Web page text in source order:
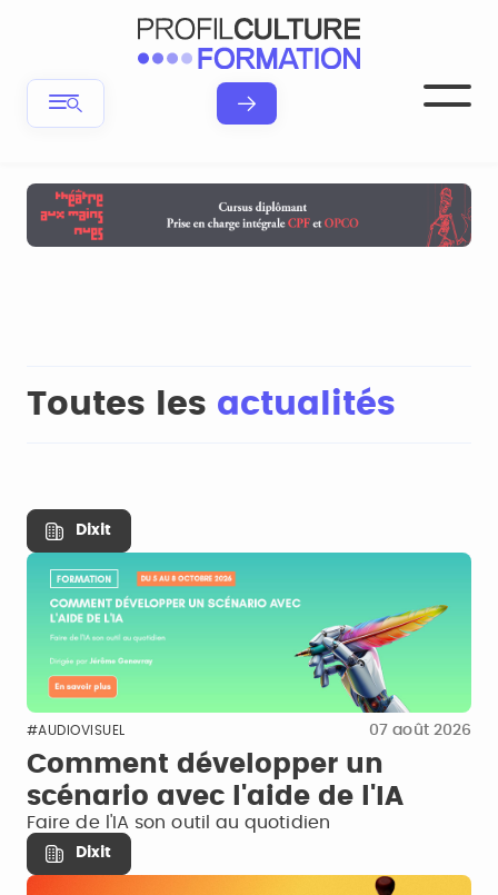
Toutes les actualités
Dixit
#AUDIOVISUEL 07 août 2026
Comment développer un
scénario avec l'aide de l'IA
Faire de l'IA son outil au quotidien
Dixit